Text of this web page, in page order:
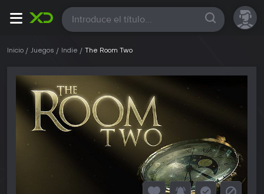
Todas
Inicio Juegos Indie The Room Two